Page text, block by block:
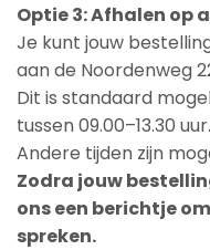
Optie 3: Afhalen op
Je kunt jouw
aan de Noordenweg
Dit is standaard
tussen 09.00–13.30 uur.
Andere tijden zijn
Zodra jouw
ons een berichtje
spreken.